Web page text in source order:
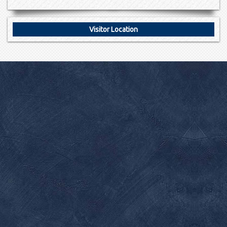
Visitor Location